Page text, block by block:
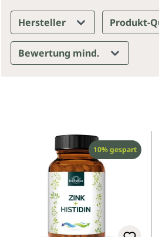
Hersteller Produkt-
Bewertung mind.
Rabatt
10% gespart